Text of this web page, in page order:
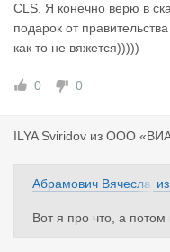
CLS. Я конечно верю в
подарок от
как то не вяжется)))))
0 0
ILYA Sviridov из ООО
Абрамович Вячесла из
Вот я про что, а